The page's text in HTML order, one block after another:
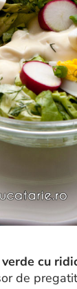
cu
de